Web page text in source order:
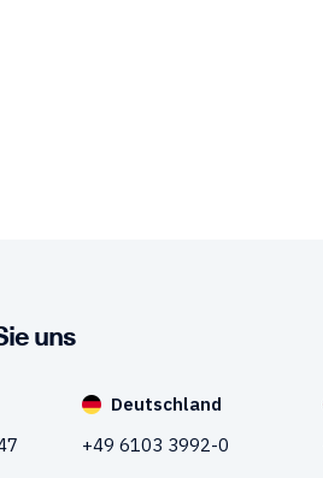
uns
Deutschland
+49 6103 3992-0